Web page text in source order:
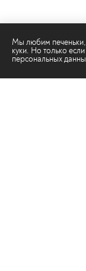
Мы любим
куки. Но только
персональных